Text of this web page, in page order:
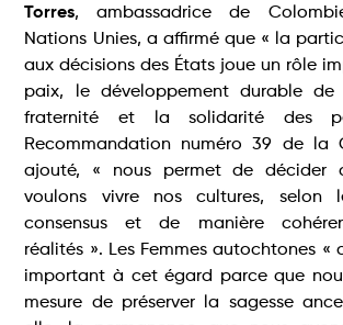
Torres, ambassadrice de
Nations Unies, a affirmé que « la
aux décisions des États joue un rôle
paix, le développement durable
fraternité et la solidarité des
Recommandation numéro 39 de la
ajouté, « nous permet de décider
voulons vivre nos cultures, selon
consensus et de manière
réalités ». Les Femmes autochtones «
important à cet égard parce que
mesure de préserver la sagesse